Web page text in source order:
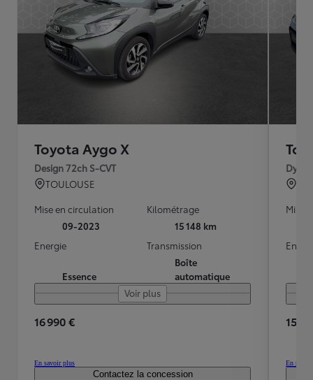
Toyota Aygo X
Design 72ch S-CVT
TOULOUSE
Mise en circulation
09-2023
Kilométrage
15 148 km
Energie
Essence
Transmission
Boîte
automatique
Voir plus
16 990 €
En savoir plus
Contactez la concession
Mise
15
En